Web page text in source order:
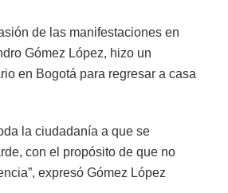
de las manifestaciones en
Gómez López, hizo un
en Bogotá para regresar a casa
la ciudadanía a que se
con el propósito de que no
expresó Gómez López